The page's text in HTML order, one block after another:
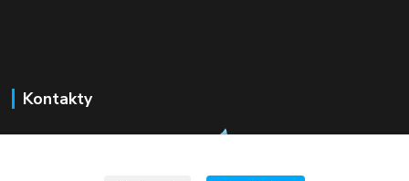
Kontakty